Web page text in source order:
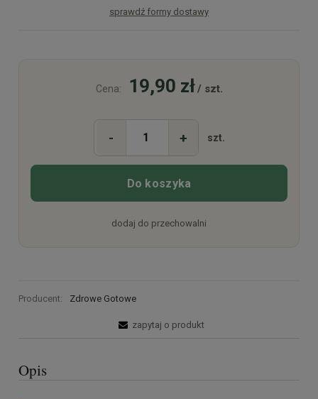
Cena nie zawiera ewentualnych kosztów płatności
sprawdź formy dostawy
Cena: 19,90 zł/ szt.
- + szt.
Do koszyka
dodaj do przechowalni
Producent: Zdrowe Gotowe
zapytaj o produkt
Opis